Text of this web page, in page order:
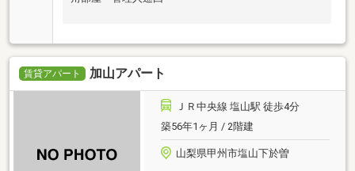
賃貸アパート 加山アパート
ＪＲ中央線 塩山駅 徒歩4分
築56年1ヶ月 / 2階建
山梨県甲州市塩山下於曽